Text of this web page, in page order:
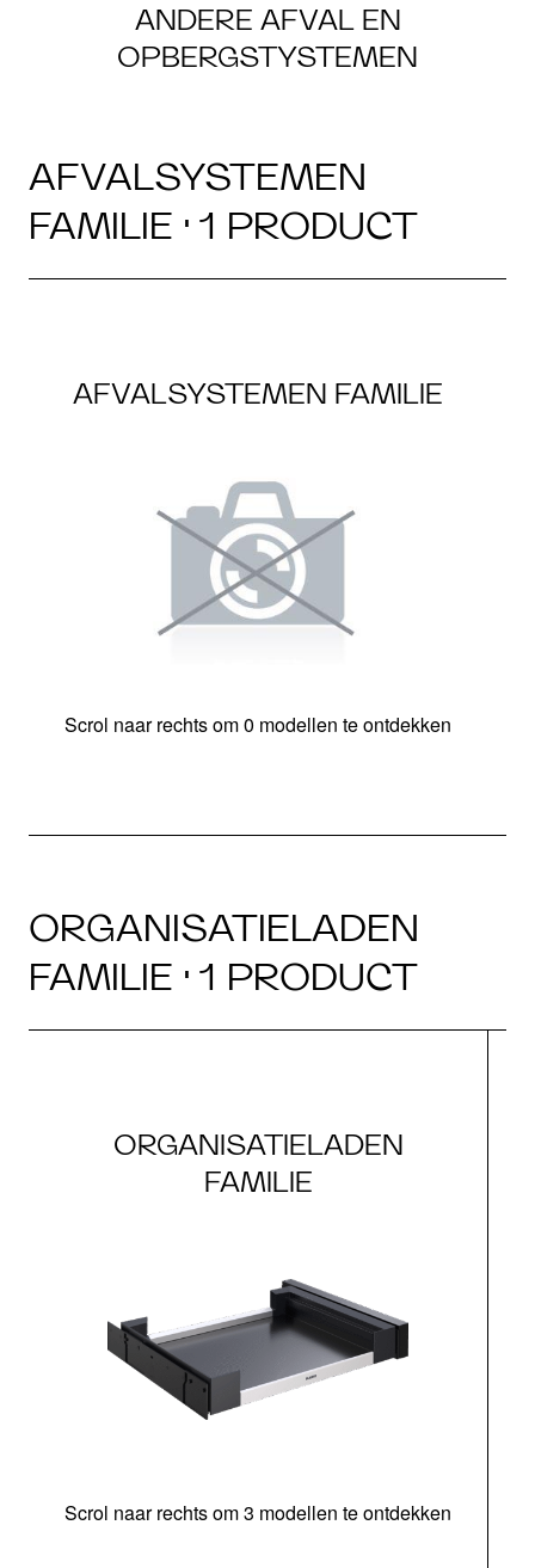
ANDERE AFVAL EN
OPBERGSTYSTEMEN
AFVALSYSTEMEN
FAMILIE · 1 PRODUCT
AFVALSYSTEMEN FAMILIE
Scrol naar rechts om 0 modellen te ontdekken
ORGANISATIELADEN
FAMILIE · 1 PRODUCT
ORGANISATIELADEN
FAMILIE
Scrol naar rechts om 3 modellen te ontdekken